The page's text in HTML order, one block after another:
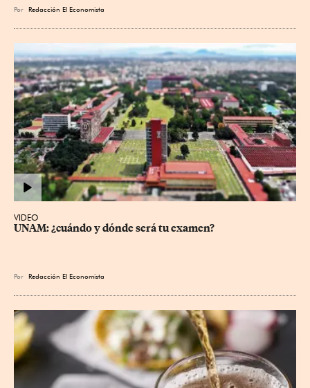
Por Redacción El Economista
VIDEO
UNAM: ¿cuándo y dónde será tu examen?
Por Redacción El Economista